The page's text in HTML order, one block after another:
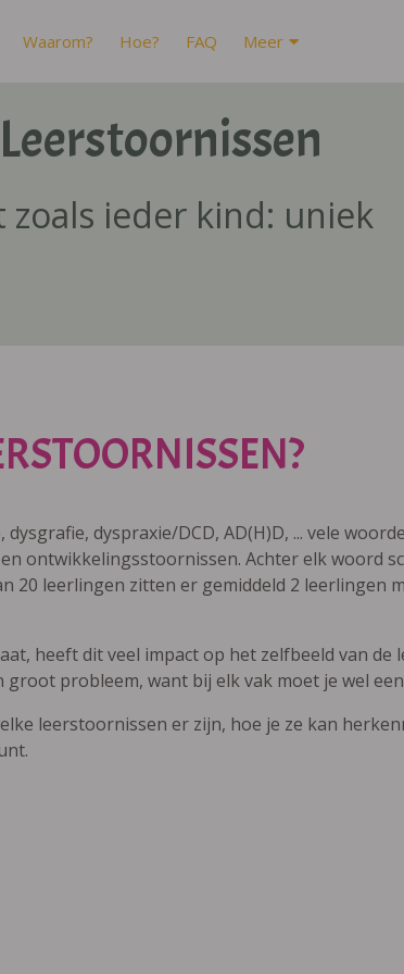
Waarom? Hoe? FAQ Meer
Leerstoornissen
zoals ieder kind: uniek
dysgrafie, dyspraxie/DCD, AD(H)D, ... vele
ontwikkelingsstoornissen. Achter elk woord
20 leerlingen zitten er gemiddeld 2 leerlingen
heeft dit veel impact op het zelfbeeld van de
groot probleem, want bij elk vak moet je wel
leerstoornissen er zijn, hoe je ze kan